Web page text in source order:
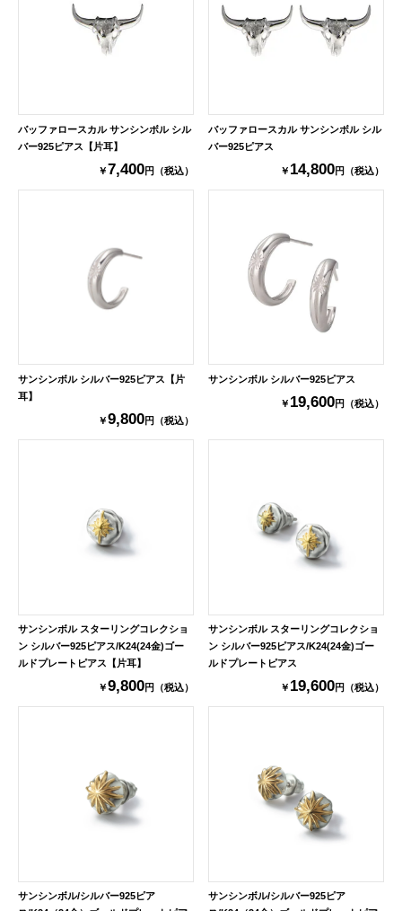
バッファロースカル サンシンボル シル
バー925ピアス【片耳】
￥7,400円（税込）
バッファロースカル サンシンボル シル
バー925ピアス
￥ 14,800円（税込）
サンシンボル シルバー925ピアス【片
耳】
￥9,800円（税込）
サンシンボル シルバー925ピアス
￥ 19,600円（税込）
サンシンボル スターリングコレクショ
ン シルバー925ピアス/K24(24金)ゴー
ルドプレートピアス【片耳】
￥9,800円（税込）
サンシンボル スターリングコレクショ
ン シルバー925ピアス/K24(24金)ゴー
ルドプレートピアス
￥ 19,600円（税込）
サンシンボル/シルバー925ピア
サンシンボル/シルバー925ピア